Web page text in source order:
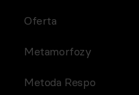
Oferta
Metamorfozy
Metoda Respo